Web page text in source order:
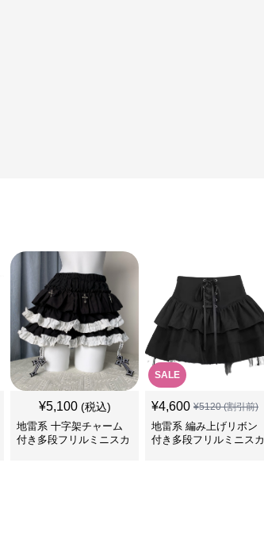
¥5,100 (税込)
地雷系 十字架チャーム
付き多段フリルミニスカ
SALE
¥4,600 ¥5120(割引前)
地雷系 編み上げリボン
付き多段フリルミニスカ